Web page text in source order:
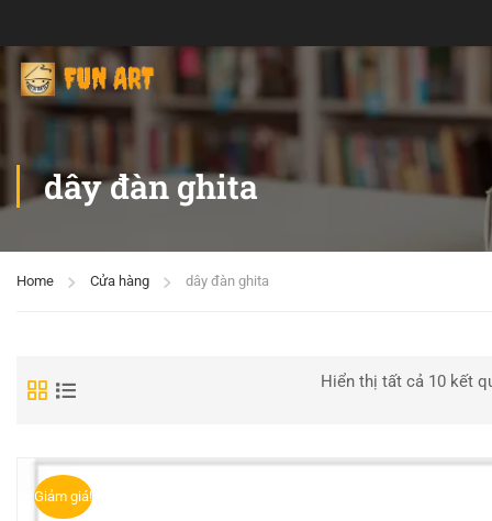
dây đàn ghita
Home Cửa hàng dây đàn ghita
Hiển thị tất cả 10 kết
Giảm giá!